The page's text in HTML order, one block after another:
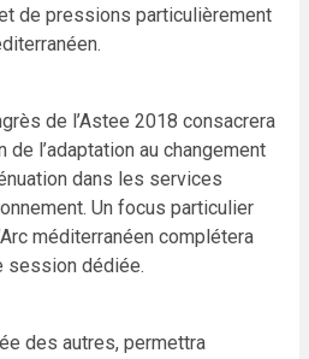
de pressions particulièrement
de l’Astee 2018 consacrera
de l’adaptation au changement
dans les services
Un focus particulier
méditerranéen complétera
session dédiée.
des autres, permettra